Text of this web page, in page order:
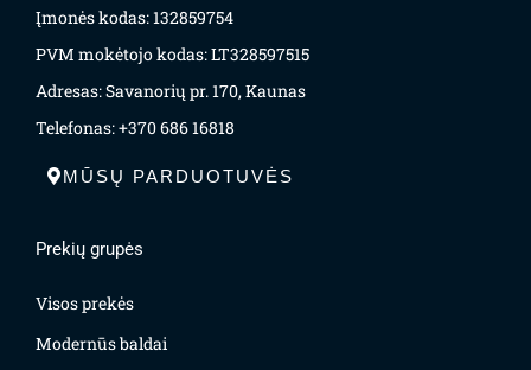
Įmonės kodas: 132859754
PVM mokėtojo kodas: LT328597515
Adresas: Savanorių pr. 170, Kaunas
Telefonas: +370 686 16818
MŪSŲ PARDUOTUVĖS
Prekių grupės
Visos prekės
Modernūs baldai